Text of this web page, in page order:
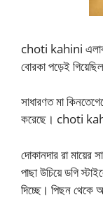
choti kahini
বোরকা পড়েই
সাধারণত মা
করেছে। choti
দোকানদার রা মায়ের
পাছা উচিয়ে ডগি
দিচ্ছে। পিছন থেকে